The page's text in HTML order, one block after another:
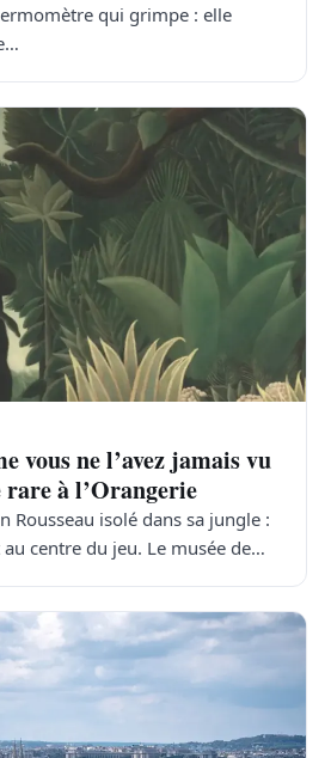
qui grimpe : elle
vous ne l’avez jamais vu
rare à l’Orangerie
Rousseau isolé dans sa jungle :
centre du jeu. Le musée de…